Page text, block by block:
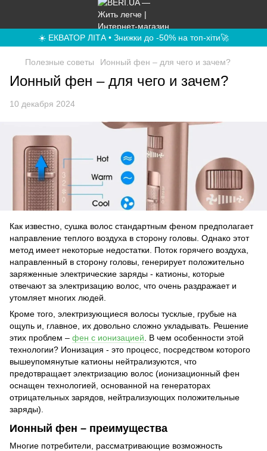
☀️ ЕКВАТОР ЛІТА • Знижки до -50% на топ-хіти🚀
Полезные советы Ионный фен – для чего и зачем?
Ионный фен – для чего и зачем?
10 декабря 2024
Как известно, сушка волос стандартным феном предполагает
направление теплого воздуха в сторону головы. Однако этот
метод имеет некоторые недостатки. Поток горячего воздуха,
направленный в сторону головы, генерирует положительно
заряженные электрические заряды - катионы, которые
отвечают за электризацию волос, что очень раздражает и
утомляет многих людей.
Кроме того, электризующиеся волосы тусклые, грубые на
ощупь и, главное, их довольно сложно укладывать. Решение
этих проблем – фен с ионизацией. В чем особенности этой
технологии? Ионизация - это процесс, посредством которого
вышеупомянутые катионы нейтрализуются, что
предотвращает электризацию волос (ионизационный фен
оснащен технологией, основанной на генераторах
отрицательных зарядов, нейтрализующих положительные
заряды).
Ионный фен – преимущества
Многие потребители, рассматривающие возможность